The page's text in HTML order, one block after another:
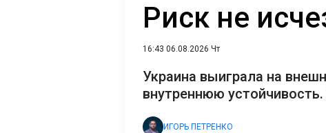
Риск не
16:43 06.08.2026 Чт
Украина выиграла на
внутреннюю
ИГОРЬ ПЕТРЕНКО